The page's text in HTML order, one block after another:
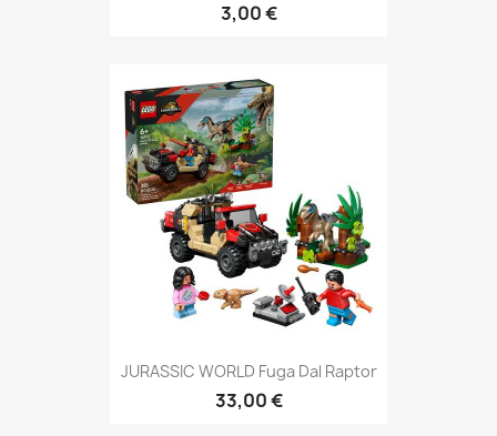
3,00 €
JURASSIC WORLD Fuga Dal Raptor
33,00 €